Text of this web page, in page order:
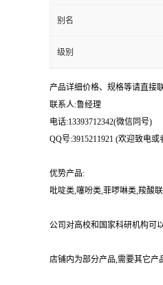
别名
级别
产品详细价格、规格等请直接
联系人:鲁经理
电话:13393712342(微信同号)
QQ号:3915211921 (欢迎致电
优势产品:
吡啶类,噻吩类,菲啰啉类,羧酸
公司对高校和国家科研机构可
店铺内为部分产品,需要其它